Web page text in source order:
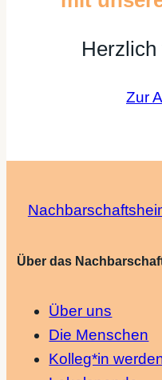
Zur
Über das
Über uns
Die Menschen
Kolleg*in